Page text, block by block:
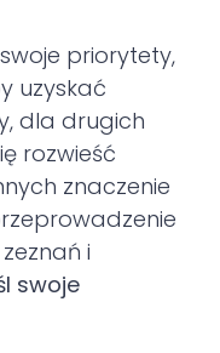
priorytety,
uzyskać
dla drugich
rozwieść
znaczenie
i
swoje